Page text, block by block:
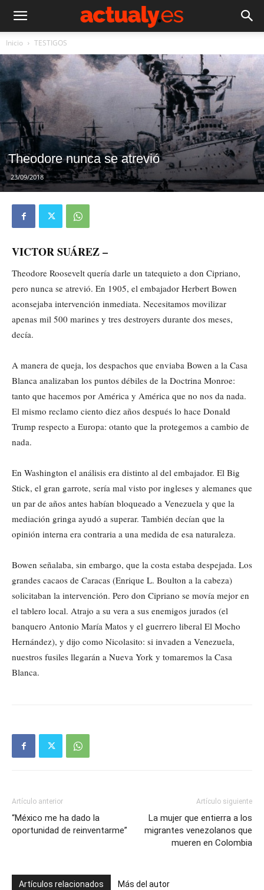
Inicio TESTIGOS
Theodore nunca se atrevió
23/09/2018
VICTOR SUÁREZ –
Theodore Roosevelt quería darle un tatequieto a don Cipriano,
pero nunca se atrevió. En 1905, el embajador Herbert Bowen
aconsejaba intervención inmediata. Necesitamos movilizar
apenas mil 500 marines y tres destroyers durante dos meses,
decía.
A manera de queja, los despachos que enviaba Bowen a la Casa
Blanca analizaban los puntos débiles de la Doctrina Monroe:
tanto que hacemos por América y América que no nos da nada.
El mismo reclamo ciento diez años después lo hace Donald
Trump respecto a Europa: otanto que la protegemos a cambio de
nada.
En Washington el análisis era distinto al del embajador. El Big
Stick, el gran garrote, sería mal visto por ingleses y alemanes que
un par de años antes habían bloqueado a Venezuela y que la
mediación gringa ayudó a superar. También decían que la
opinión interna era contraria a una medida de esa naturaleza.
Bowen señalaba, sin embargo, que la costa estaba despejada. Los
grandes cacaos de Caracas (Enrique L. Boulton a la cabeza)
solicitaban la intervención. Pero don Cipriano se movía mejor en
el tablero local. Atrajo a su vera a sus enemigos jurados (el
banquero Antonio María Matos y el guerrero liberal El Mocho
Hernández), y dijo como Nicolasito: si invaden a Venezuela,
nuestros fusiles llegarán a Nueva York y tomaremos la Casa
Blanca.
Artículo anterior
“México me ha dado la
oportunidad de reinventarme”
Artículo siguiente
La mujer que entierra a los
migrantes venezolanos que
mueren en Colombia
Artículos relacionados Más del autor